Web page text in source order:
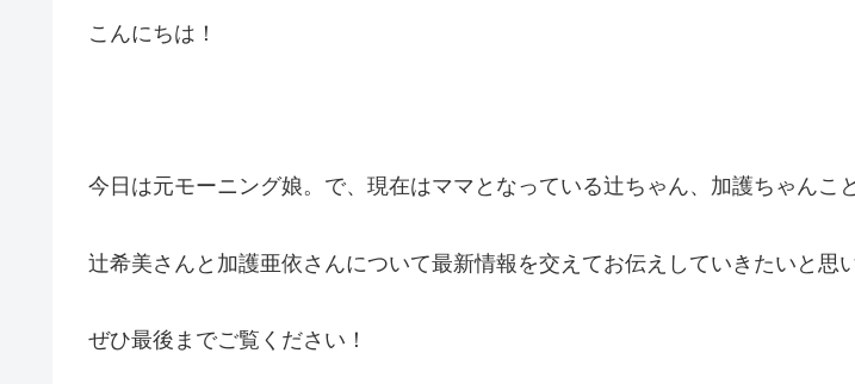
こんにちは！
今日は元モーニング娘。で、現在はママとなっている辻ちゃん、加護ちゃんこと
辻希美さんと加護亜依さんについて最新情報を交えてお伝えしていきたいと思
ぜひ最後までご覧ください！